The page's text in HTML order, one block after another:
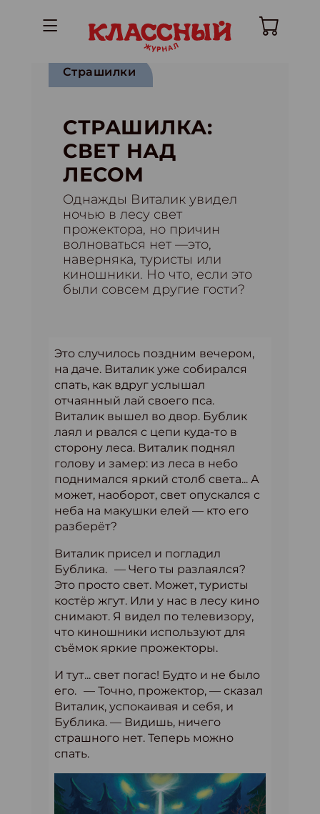
Страшилки
СТРАШИЛКА:
СВЕТ НАД
ЛЕСОМ
Однажды Виталик увидел
ночью в лесу свет
прожектора, но причин
волноваться нет —это,
наверняка, туристы или
киношники. Но что, если это
были совсем другие гости?
Это случилось поздним вечером,
на даче. Виталик уже собирался
спать, как вдруг услышал
отчаянный лай своего пса.
Виталик вышел во двор. Бублик
лаял и рвался с цепи куда-то в
сторону леса. Виталик поднял
голову и замер: из леса в небо
поднимался яркий столб света... А
может, наоборот, свет опускался с
неба на макушки елей — кто его
разберёт?
Виталик присел и погладил
Бублика. — Чего ты разлаялся?
Это просто свет. Может, туристы
костёр жгут. Или у нас в лесу кино
снимают. Я видел по телевизору,
что киношники используют для
съёмок яркие прожекторы.
И тут... свет погас! Будто и не было
его. — Точно, прожектор, — сказал
Виталик, успокаивая и себя, и
Бублика. — Видишь, ничего
страшного нет. Теперь можно
спать.